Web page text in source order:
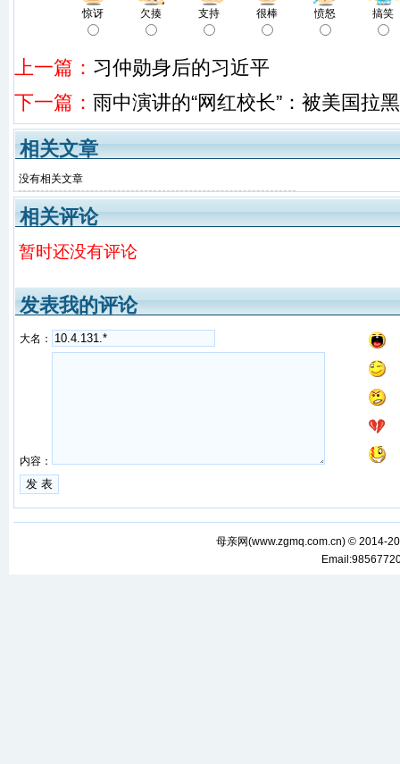
惊讶 欠揍 支持 很棒 愤怒 搞笑
上一篇： 习仲勋身后的习近平
下一篇： 雨中演讲的“网红校长”：被美国拉
相关文章
没有相关文章
相关评论
暂时还没有评论
发表我的评论
大名：
内容：
母亲网(www.zgmq.com.cn) © 2014-